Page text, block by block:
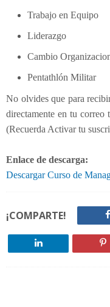
Trabajo en Equipo
Liderazgo
Cambio
Pentathlón Militar
No olvides que para
directamente en tu correo
(Recuerda Activar tu
Enlace de descarga:
Descargar Curso de
¡COMPARTE!